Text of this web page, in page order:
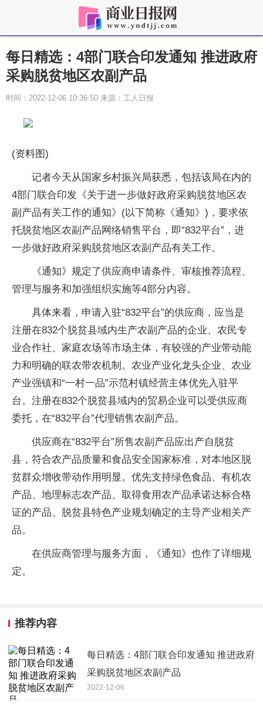
每日精选：4部门联合印发通知 推进政府
采购脱贫地区农副产品
时间：2022-12-06 10:36:50 来源：工人日报
(资料图)
记者今天从国家乡村振兴局获悉，包括该局在内的
4部门联合印发《关于进一步做好政府采购脱贫地区农
副产品有关工作的通知》(以下简称《通知》)，要求依
托脱贫地区农副产品网络销售平台，即“832平台”，进
一步做好政府采购脱贫地区农副产品有关工作。
《通知》规定了供应商申请条件、审核推荐流程、
管理与服务和加强组织实施等4部分内容。
具体来看，申请入驻“832平台”的供应商，应当是
注册在832个脱贫县域内生产农副产品的企业、农民专
业合作社、家庭农场等市场主体，有较强的产业带动能
力和明确的联农带农机制。农业产业化龙头企业、农业
产业强镇和“一村一品”示范村镇经营主体优先入驻平
台。注册在832个脱贫县域内的贸易企业可以受供应商
委托，在“832平台”代理销售农副产品。
供应商在“832平台”所售农副产品应出产自脱贫
县，符合农产品质量和食品安全国家标准，对本地区脱
贫群众增收带动作用明显。优先支持绿色食品、有机农
产品、地理标志农产品、取得食用农产品承诺达标合格
证的产品、脱贫县特色产业规划确定的主导产业相关产
品。
在供应商管理与服务方面，《通知》也作了详细规
定。
推荐内容
每日精选：4部门联合印发通知 推进政府
采购脱贫地区农副产品
2022-12-06